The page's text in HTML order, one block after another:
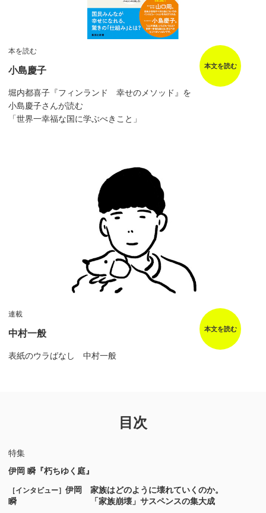
本を読む
小島慶子
堀内都喜子『フィンランド 幸せのメソッド』を
小島慶子さんが読む
「世界一幸福な国に学ぶべきこと」
本文を読む
連載
中村一般
表紙のウラばなし 中村一般
本文を読む
目次
特集
伊岡 瞬『朽ちゆく庭』
［インタビュー］ 伊岡
瞬
家族はどのように壊れていくのか。
「家族崩壊」サスペンスの集大成